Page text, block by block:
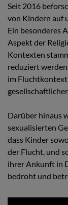
Seit 2016
von Kindern auf
Ein besonderes
Aspekt der
Kontexten
reduziert
im
Darüber hinaus
sexualisierten
dass Kinder
der Flucht, und
ihrer Ankunft in
bedroht und